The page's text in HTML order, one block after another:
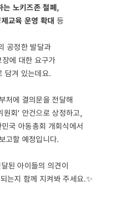
는 노키즈존 철폐,
교육 운영 확대 등
공정한 발달과
에 대한 요구가
담겨 있는데요.
처에 결의문을 전달해
원회’ 안건으로 상정하고,
국 아동총회 개회식에서
고할 예정입니다.
된 아이들의 의견이
는지 함께 지켜봐 주세요.✨